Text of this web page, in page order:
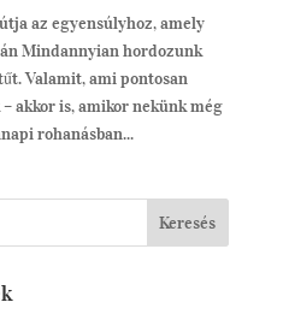
az egyensúlyhoz, amely
Mindannyian hordozunk
Valamit, ami pontosan
akkor is, amikor nekünk még
rohanásban...